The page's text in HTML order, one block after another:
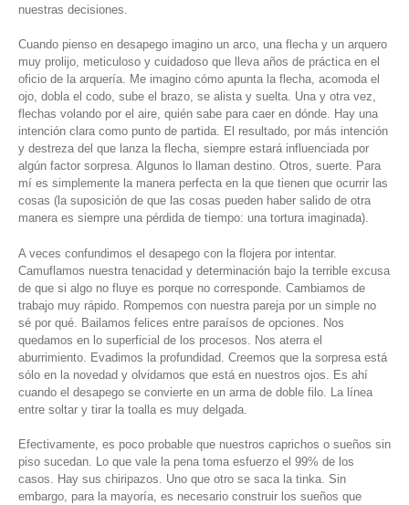
nuestras decisiones.
Cuando pienso en desapego imagino un arco, una flecha y un arquero
muy prolijo, meticuloso y cuidadoso que lleva años de práctica en el
oficio de la arquería. Me imagino cómo apunta la flecha, acomoda el
ojo, dobla el codo, sube el brazo, se alista y suelta. Una y otra vez,
flechas volando por el aire, quién sabe para caer en dónde. Hay una
intención clara como punto de partida. El resultado, por más intención
y destreza del que lanza la flecha, siempre estará influenciada por
algún factor sorpresa. Algunos lo llaman destino. Otros, suerte. Para
mí es simplemente la manera perfecta en la que tienen que ocurrir las
cosas (la suposición de que las cosas pueden haber salido de otra
manera es siempre una pérdida de tiempo: una tortura imaginada).
A veces confundimos el desapego con la flojera por intentar.
Camuflamos nuestra tenacidad y determinación bajo la terrible excusa
de que si algo no fluye es porque no corresponde. Cambiamos de
trabajo muy rápido. Rompemos con nuestra pareja por un simple no
sé por qué. Bailamos felices entre paraísos de opciones. Nos
quedamos en lo superficial de los procesos. Nos aterra el
aburrimiento. Evadimos la profundidad. Creemos que la sorpresa está
sólo en la novedad y olvidamos que está en nuestros ojos. Es ahí
cuando el desapego se convierte en un arma de doble filo. La línea
entre soltar y tirar la toalla es muy delgada.
Efectivamente, es poco probable que nuestros caprichos o sueños sin
piso sucedan. Lo que vale la pena toma esfuerzo el 99% de los
casos. Hay sus chiripazos. Uno que otro se saca la tinka. Sin
embargo, para la mayoría, es necesario construir los sueños que